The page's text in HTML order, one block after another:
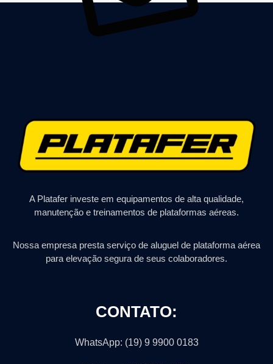
A Platafer investe em equipamentos de alta qualidade,
manutenção e treinamentos de plataformas aéreas.
Nossa empresa presta serviço de aluguel de plataforma aérea
para elevação segura de seus colaboradores.
CONTATO:
WhatsApp: (19) 9 9900 0183